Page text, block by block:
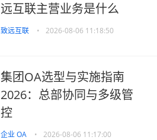
远互联主营业务是什么
致远互联 • 2026-08-06 11:18:50
集团OA选型与实施指南
2026：总部协同与多级管
控
企业 OA • 2026-08-06 11:17:00